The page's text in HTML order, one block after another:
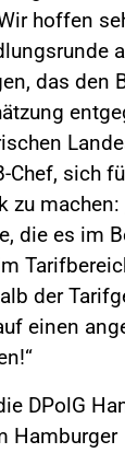
hoffen
das den
Chef, sich
zu machen:
die es im
der
einen
DPolG
Hamburger